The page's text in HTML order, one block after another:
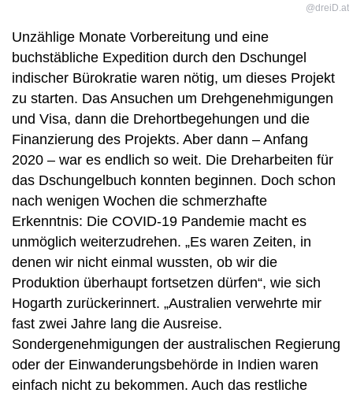
@dreiD.at
Unzählige Monate Vorbereitung und eine
buchstäbliche Expedition durch den Dschungel
indischer Bürokratie waren nötig, um dieses Projekt
zu starten. Das Ansuchen um Drehgenehmigungen
und Visa, dann die Drehortbegehungen und die
Finanzierung des Projekts. Aber dann – Anfang
2020 – war es endlich so weit. Die Dreharbeiten für
das Dschungelbuch konnten beginnen. Doch schon
nach wenigen Wochen die schmerzhafte
Erkenntnis: Die COVID-19 Pandemie macht es
unmöglich weiterzudrehen. „Es waren Zeiten, in
denen wir nicht einmal wussten, ob wir die
Produktion überhaupt fortsetzen dürfen“, wie sich
Hogarth zurückerinnert. „Australien verwehrte mir
fast zwei Jahre lang die Ausreise.
Sondergenehmigungen der australischen Regierung
oder der Einwanderungsbehörde in Indien waren
einfach nicht zu bekommen. Auch das restliche